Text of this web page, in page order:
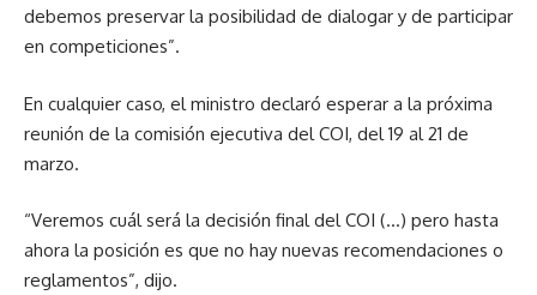
debemos preservar la posibilidad de dialogar y de participar
en competiciones”.
En cualquier caso, el ministro declaró esperar a la próxima
reunión de la comisión ejecutiva del COI, del 19 al 21 de
marzo.
“Veremos cuál será la decisión final del COI (…) pero hasta
ahora la posición es que no hay nuevas recomendaciones o
reglamentos”, dijo.